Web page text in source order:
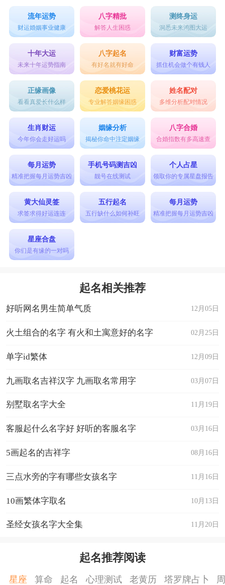
流年运势
财运婚姻事业健康
八字精批
解答人生困惑
测终身运
洞悉未来鸿图大运
十年大运
未来十年运势指南
八字起名
有好名就有好命
财富运势
抓住机会做个有钱人
正缘画像
看看真爱长什么样
恋爱桃花运
专业解答姻缘困惑
姓名配对
多维分析配对情况
生肖财运
今年你会走好运吗
姻缘分析
揭秘你命中注定姻缘
八字合婚
合婚指数有多高速查
每月运势
精准把握每月运势吉凶
手机号码测吉凶
靓号在线测试
个人占星
领取你的专属星盘报告
黄大仙灵签
求签求得好运连连
五行起名
五行缺什么如何补旺
每月运势
精准把握每月运势吉凶
星座合盘
你们是有缘的一对吗
起名相关推荐
12月05日
好听网名男生简单气质
02月25日
火土组合的名字 有火和土寓意好的名字
12月09日
单字id繁体
03月07日
九画取名吉祥汉字 九画取名常用字
11月19日
别墅取名字大全
03月16日
客服起什么名字好 好听的客服名字
08月16日
5画起名的吉祥字
11月16日
三点水旁的字有哪些女孩名字
10月13日
10画繁体字取名
11月20日
圣经女孩名字大全集
起名推荐阅读
星座 算命 起名 心理测试 老黄历 塔罗牌占卜